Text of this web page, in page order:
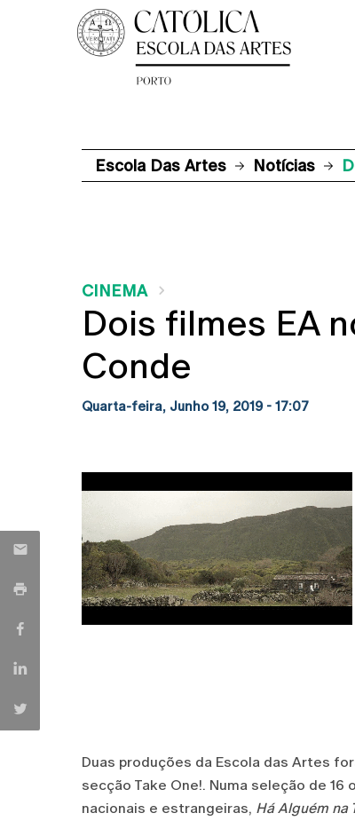
Escola Das Artes Notícias
CINEMA
Dois filmes EA
Conde
Quarta-feira, Junho 19, 2019 - 17:07
Duas produções da Escola das Artes
secção Take One!. Numa seleção de
nacionais e estrangeiras, Há Alguém na